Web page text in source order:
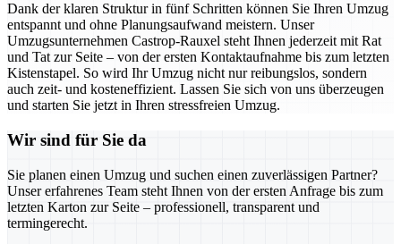
Dank der klaren Struktur in fünf Schritten können Sie Ihren Umzug
entspannt und ohne Planungsaufwand meistern. Unser
Umzugsunternehmen Castrop-Rauxel steht Ihnen jederzeit mit Rat
und Tat zur Seite – von der ersten Kontaktaufnahme bis zum letzten
Kistenstapel. So wird Ihr Umzug nicht nur reibungslos, sondern
auch zeit- und kosteneffizient. Lassen Sie sich von uns überzeugen
und starten Sie jetzt in Ihren stressfreien Umzug.
Wir sind für Sie da
Sie planen einen Umzug und suchen einen zuverlässigen Partner?
Unser erfahrenes Team steht Ihnen von der ersten Anfrage bis zum
letzten Karton zur Seite – professionell, transparent und
termingerecht.